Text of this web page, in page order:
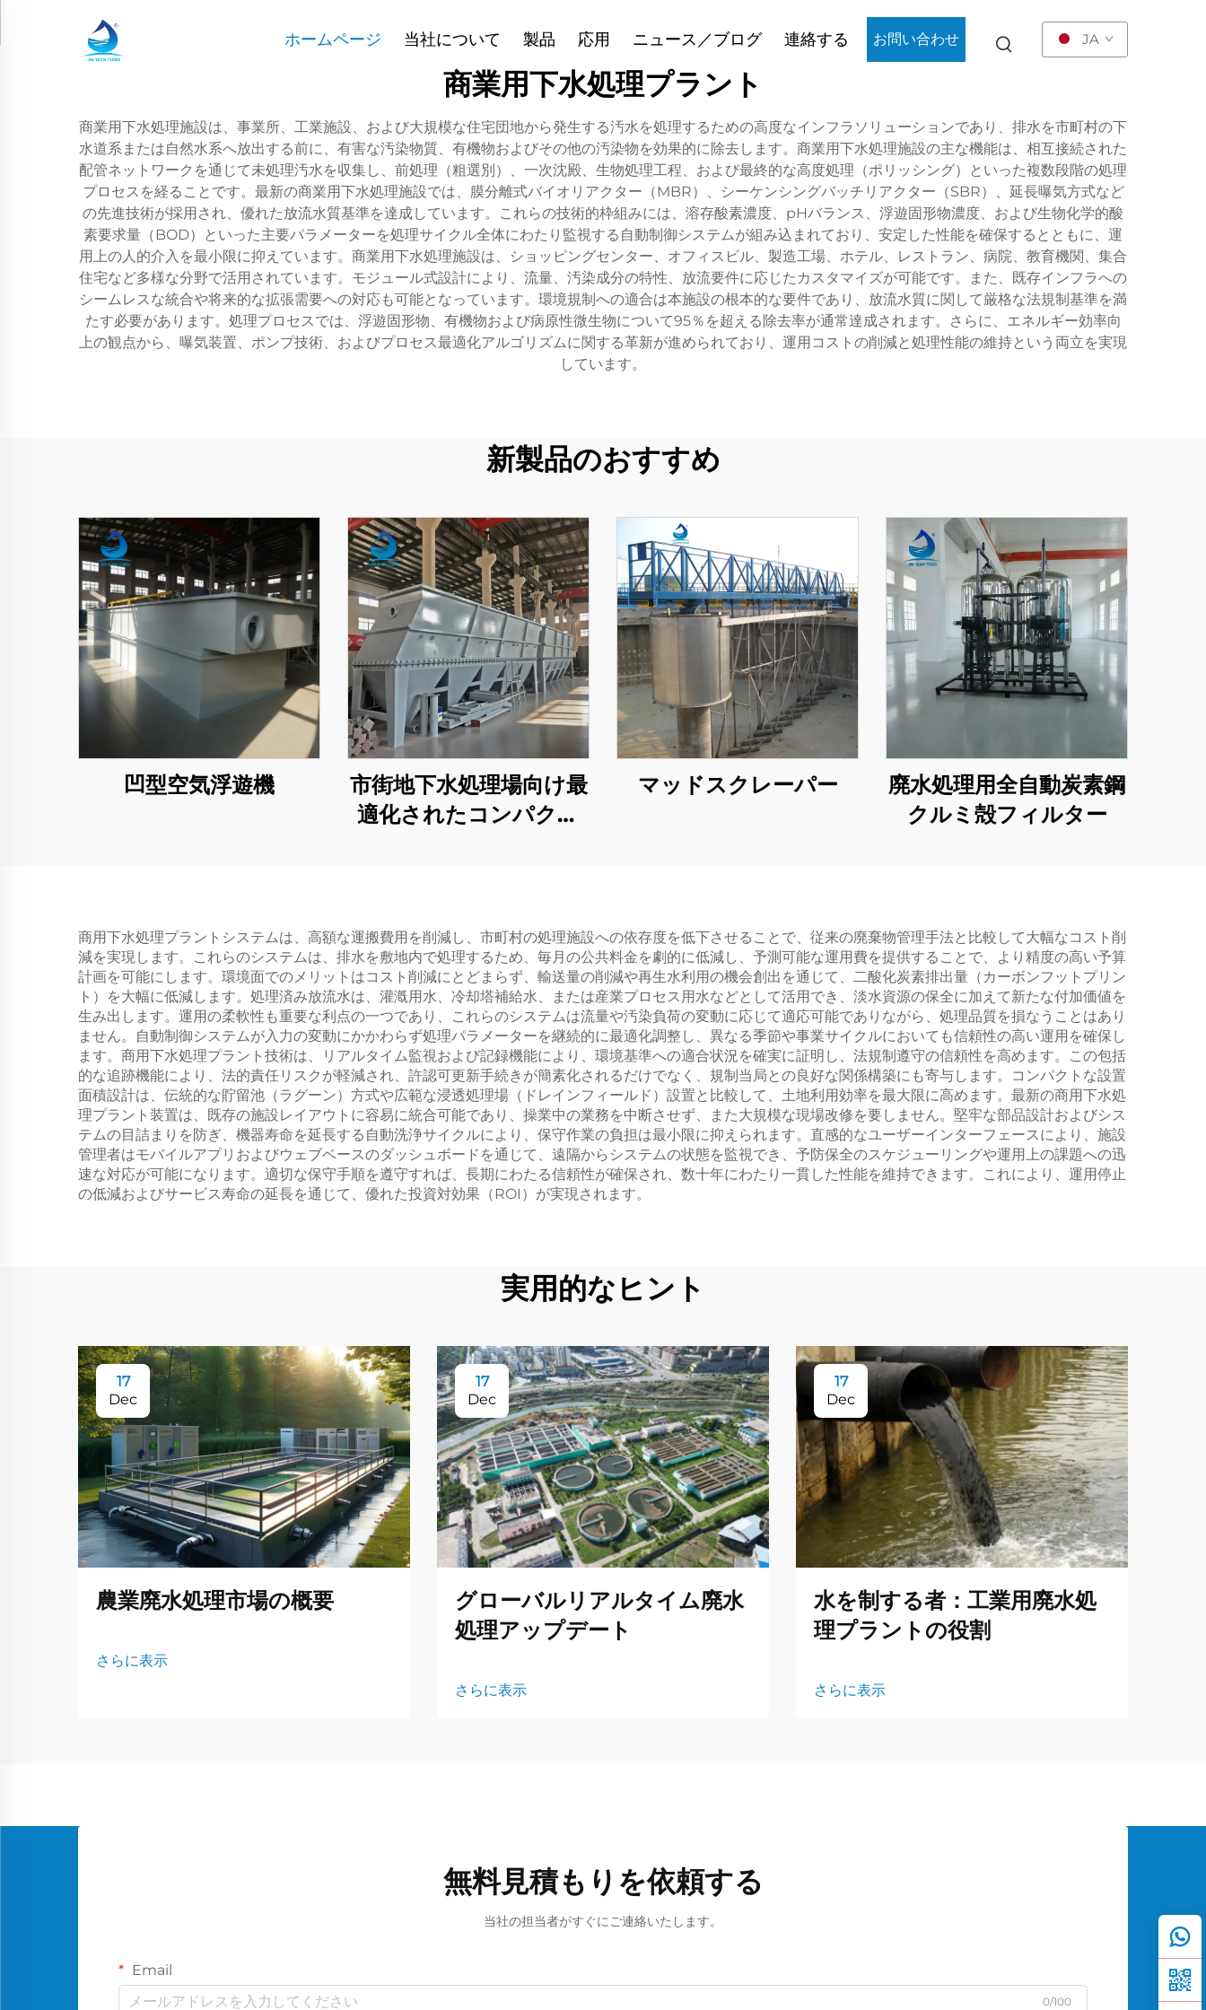
ホームページ 当社について 製品 応用 ニュース／ブログ 連絡する お問い合わせ JA
商業用下水処理プラント
商業用下水処理施設は、事業所、工業施設、および大規模な住宅団地から発生する汚水を処理するための高度なインフラソリューションであり、排水を市町村の下
水道系または自然水系へ放出する前に、有害な汚染物質、有機物およびその他の汚染物を効果的に除去します。商業用下水処理施設の主な機能は、相互接続された
配管ネットワークを通じて未処理汚水を収集し、前処理（粗選別）、一次沈殿、生物処理工程、および最終的な高度処理（ポリッシング）といった複数段階の処理
プロセスを経ることです。最新の商業用下水処理施設では、膜分離式バイオリアクター（MBR）、シーケンシングバッチリアクター（SBR）、延長曝気方式など
の先進技術が採用され、優れた放流水質基準を達成しています。これらの技術的枠組みには、溶存酸素濃度、pHバランス、浮遊固形物濃度、および生物化学的酸
素要求量（BOD）といった主要パラメーターを処理サイクル全体にわたり監視する自動制御システムが組み込まれており、安定した性能を確保するとともに、運
用上の人的介入を最小限に抑えています。商業用下水処理施設は、ショッピングセンター、オフィスビル、製造工場、ホテル、レストラン、病院、教育機関、集合
住宅など多様な分野で活用されています。モジュール式設計により、流量、汚染成分の特性、放流要件に応じたカスタマイズが可能です。また、既存インフラへの
シームレスな統合や将来的な拡張需要への対応も可能となっています。環境規制への適合は本施設の根本的な要件であり、放流水質に関して厳格な法規制基準を満
たす必要があります。処理プロセスでは、浮遊固形物、有機物および病原性微生物について95％を超える除去率が通常達成されます。さらに、エネルギー効率向
上の観点から、曝気装置、ポンプ技術、およびプロセス最適化アルゴリズムに関する革新が進められており、運用コストの削減と処理性能の維持という両立を実現
しています。
新製品のおすすめ
凹型空気浮遊機
市街地下水処理場向け最
適化されたコンパクト
マッドスクレーパー
廃水処理用全自動炭素鋼
クルミ殻フィルター
商用下水処理プラントシステムは、高額な運搬費用を削減し、市町村の処理施設への依存度を低下させることで、従来の廃棄物管理手法と比較して大幅なコスト削
減を実現します。これらのシステムは、排水を敷地内で処理するため、毎月の公共料金を劇的に低減し、予測可能な運用費を提供することで、より精度の高い予算
計画を可能にします。環境面でのメリットはコスト削減にとどまらず、輸送量の削減や再生水利用の機会創出を通じて、二酸化炭素排出量（カーボンフットプリン
ト）を大幅に低減します。処理済み放流水は、灌漑用水、冷却塔補給水、または産業プロセス用水などとして活用でき、淡水資源の保全に加えて新たな付加価値を
生み出します。運用の柔軟性も重要な利点の一つであり、これらのシステムは流量や汚染負荷の変動に応じて適応可能でありながら、処理品質を損なうことはあり
ません。自動制御システムが入力の変動にかかわらず処理パラメーターを継続的に最適化調整し、異なる季節や事業サイクルにおいても信頼性の高い運用を確保し
ます。商用下水処理プラント技術は、リアルタイム監視および記録機能により、環境基準への適合状況を確実に証明し、法規制遵守の信頼性を高めます。この包括
的な追跡機能により、法的責任リスクが軽減され、許認可更新手続きが簡素化されるだけでなく、規制当局との良好な関係構築にも寄与します。コンパクトな設置
面積設計は、伝統的な貯留池（ラグーン）方式や広範な浸透処理場（ドレインフィールド）設置と比較して、土地利用効率を最大限に高めます。最新の商用下水処
理プラント装置は、既存の施設レイアウトに容易に統合可能であり、操業中の業務を中断させず、また大規模な現場改修を要しません。堅牢な部品設計およびシス
テムの目詰まりを防ぎ、機器寿命を延長する自動洗浄サイクルにより、保守作業の負担は最小限に抑えられます。直感的なユーザーインターフェースにより、施設
管理者はモバイルアプリおよびウェブベースのダッシュボードを通じて、遠隔からシステムの状態を監視でき、予防保全のスケジューリングや運用上の課題への迅
速な対応が可能になります。適切な保守手順を遵守すれば、長期にわたる信頼性が確保され、数十年にわたり一貫した性能を維持できます。これにより、運用停止
の低減およびサービス寿命の延長を通じて、優れた投資対効果（ROI）が実現されます。
実用的なヒント
17
Dec
農業廃水処理市場の概要
さらに表示
17
Dec
グローバルリアルタイム廃水
処理アップデート
さらに表示
17
Dec
水を制する者：工業用廃水処
理プラントの役割
さらに表示
無料見積もりを依頼する
当社の担当者がすぐにご連絡いたします。
Email
0/100